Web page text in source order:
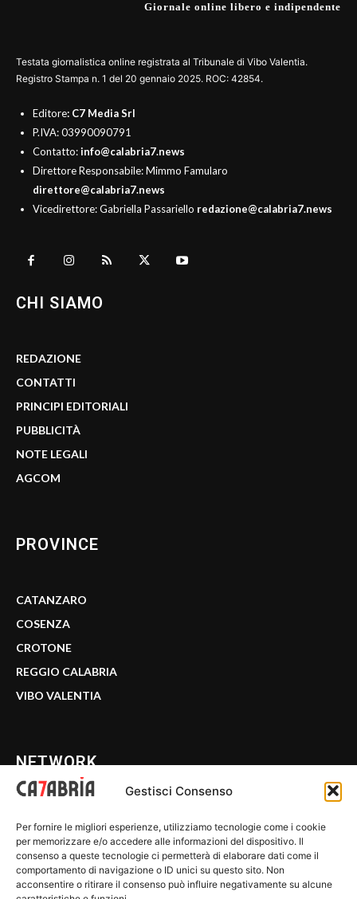
Gestisci Consenso
Per fornire le migliori esperienze, utilizziamo tecnologie come i cookie
per memorizzare e/o accedere alle informazioni del dispositivo. Il
consenso a queste tecnologie ci permetterà di elaborare dati come il
comportamento di navigazione o ID unici su questo sito. Non
acconsentire o ritirare il consenso può influire negativamente su alcune
Giornale online libero e indipendente
Testata giornalistica online registrata al Tribunale di Vibo Valentia.
Registro Stampa n. 1 del 20 gennaio 2025. ROC: 42854.
Editore: C7 Media Srl
P.IVA: 03990090791
Contatto:info@calabria7.news
Direttore Responsabile: Mimmo Famularo
direttore@calabria7.news
Vicedirettore: Gabriella Passariello redazione@calabria7.news
CHI SIAMO
REDAZIONE
CONTATTI
PRINCIPI EDITORIALI
PUBBLICITÀ
NOTE LEGALI
AGCOM
PROVINCE
CATANZARO
COSENZA
CROTONE
REGGIO CALABRIA
VIBO VALENTIA
NETWORK
WE CALABRIA
C7 PLAY
MIX ZONE